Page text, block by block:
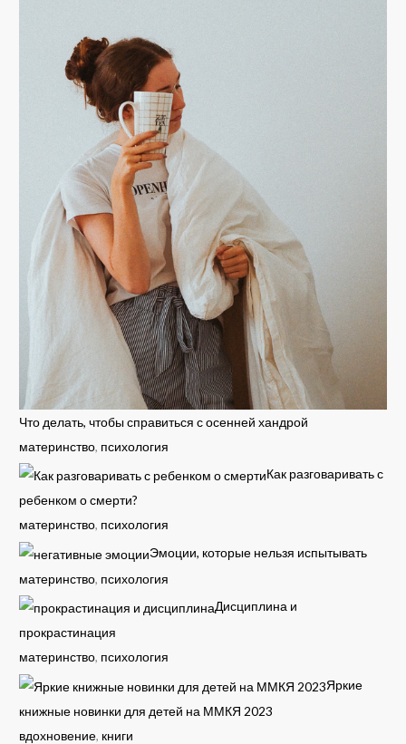
Что делать, чтобы справиться с осенней хандрой
материнство, психология
Как разговаривать с
ребенком о смерти?
материнство, психология
Эмоции, которые нельзя испытывать
материнство, психология
Дисциплина и
прокрастинация
материнство, психология
Яркие
книжные новинки для детей на ММКЯ 2023
вдохновение, книги